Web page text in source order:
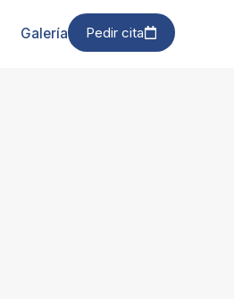
Galería Pedir cita